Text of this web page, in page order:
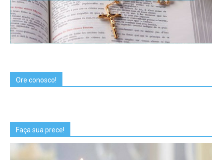
Ore conosco!
Faça sua prece!